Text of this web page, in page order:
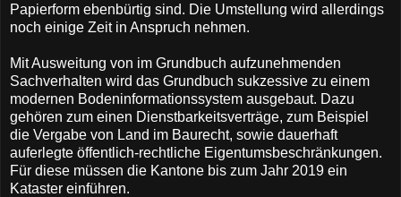
Papierform ebenbürtig sind. Die Umstellung wird allerdings
noch einige Zeit in Anspruch nehmen.
Mit Ausweitung von im Grundbuch aufzunehmenden
Sachverhalten wird das Grundbuch sukzessive zu einem
modernen Bodeninformationssystem ausgebaut. Dazu
gehören zum einen Dienstbarkeitsverträge, zum Beispiel
die Vergabe von Land im Baurecht, sowie dauerhaft
auferlegte öffentlich-rechtliche Eigentumsbeschränkungen.
Für diese müssen die Kantone bis zum Jahr 2019 ein
Kataster einführen.